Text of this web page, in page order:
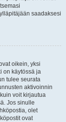
saadaksesi
oikein, yksi
on käytössä ja
tulee seurata
aktivoinnin
voit kirjautua
Jos sinulle
olet
ovat